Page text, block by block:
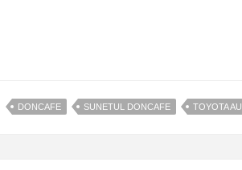
DONCAFE SUNETUL DONCAFE TOYOTA